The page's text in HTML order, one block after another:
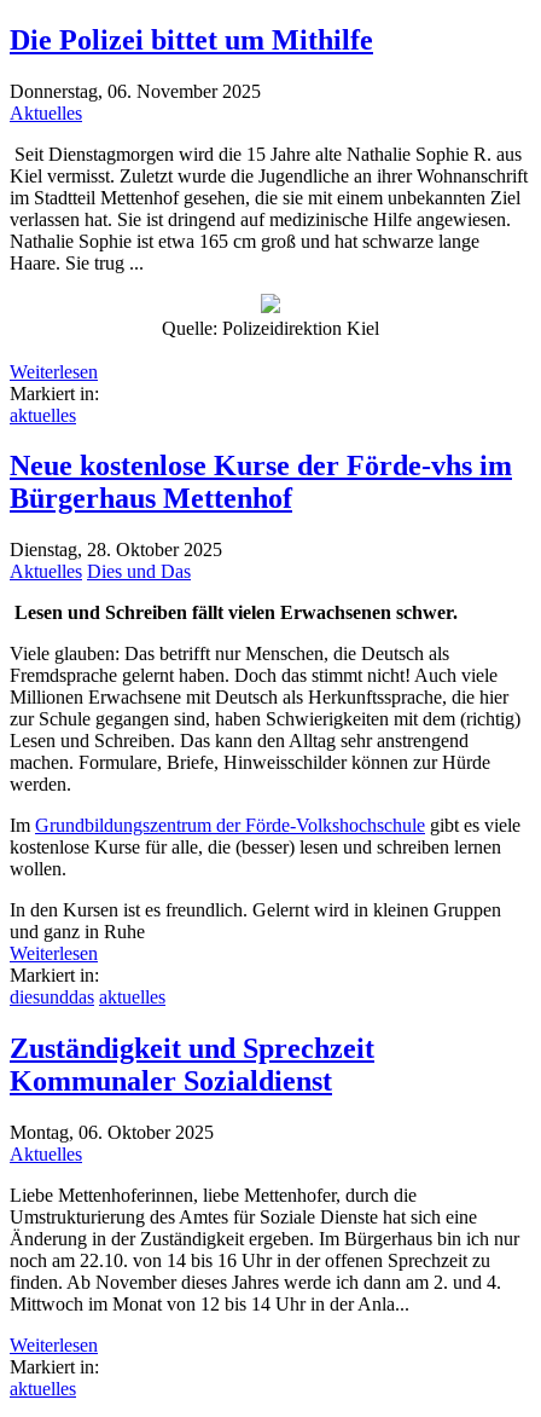
Die Polizei bittet um Mithilfe
Donnerstag, 06. November 2025
Aktuelles
Seit Dienstagmorgen wird die 15 Jahre alte Nathalie Sophie R. aus
Kiel vermisst. Zuletzt wurde die Jugendliche an ihrer Wohnanschrift
im Stadtteil Mettenhof gesehen, die sie mit einem unbekannten Ziel
verlassen hat. Sie ist dringend auf medizinische Hilfe angewiesen.
Nathalie Sophie ist etwa 165 cm groß und hat schwarze lange
Haare. Sie trug ...
Quelle: Polizeidirektion Kiel
Weiterlesen
Markiert in:
aktuelles
Neue kostenlose Kurse der Förde-vhs im
Bürgerhaus Mettenhof
Dienstag, 28. Oktober 2025
Aktuelles Dies und Das
Lesen und Schreiben fällt vielen Erwachsenen schwer.
Viele glauben: Das betrifft nur Menschen, die Deutsch als
Fremdsprache gelernt haben. Doch das stimmt nicht! Auch viele
Millionen Erwachsene mit Deutsch als Herkunftssprache, die hier
zur Schule gegangen sind, haben Schwierigkeiten mit dem (richtig)
Lesen und Schreiben. Das kann den Alltag sehr anstrengend
machen. Formulare, Briefe, Hinweisschilder können zur Hürde
werden.
Im Grundbildungszentrum der Förde-Volkshochschule gibt es viele
kostenlose Kurse für alle, die (besser) lesen und schreiben lernen
wollen.
In den Kursen ist es freundlich. Gelernt wird in kleinen Gruppen
und ganz in Ruhe
Weiterlesen
Markiert in:
diesunddas aktuelles
Zuständigkeit und Sprechzeit
Kommunaler Sozialdienst
Montag, 06. Oktober 2025
Aktuelles
Liebe Mettenhoferinnen, liebe Mettenhofer, durch die
Umstrukturierung des Amtes für Soziale Dienste hat sich eine
Änderung in der Zuständigkeit ergeben. Im Bürgerhaus bin ich nur
noch am 22.10. von 14 bis 16 Uhr in der offenen Sprechzeit zu
finden. Ab November dieses Jahres werde ich dann am 2. und 4.
Mittwoch im Monat von 12 bis 14 Uhr in der Anla...
Weiterlesen
Markiert in:
aktuelles